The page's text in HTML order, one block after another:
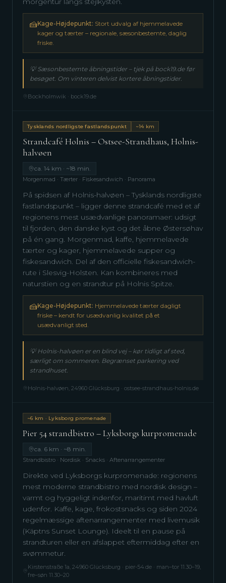
🍰Kage-Højdepunkt: Stort udvalg af hjemmelavede
kager og tærter – regionale, sæsonbestemte, daglig
friske.
💡Sæsonbestemte åbningstider – tjek på bock19.de før
besøget. Om vinteren delvist kortere åbningstider.
Bockholmwik · bock19.de
Tysklands nordligste fastlandspunkt ~14 km
Strandcafé Holnis – Ostsee-Strandhaus, Holnis-
halvøen
ca. 14 km · ~18 min.
Morgenmad · Tærter · Fiskesandwich · Panorama
På spidsen af Holnis-halvøen – Tysklands nordligste
fastlandspunkt – ligger denne strandcafé med et af
regionens mest usædvanlige panoramaer: udsigt
til fjorden, den danske kyst og det åbne Østersøhav
på én gang. Morgenmad, kaffe, hjemmelavede
tærter og kager, hjemmelavede supper og
fiskesandwich. Del af den officielle fiskesandwich-
rute i Slesvig-Holsten. Kan kombineres med
naturstien og en strandtur på Holnis Spitze.
🍰Kage-Højdepunkt: Hjemmelavede tærter dagligt
friske – kendt for usædvanlig kvalitet på et
usædvanligt sted.
💡Holnis-halvøen er en blind vej – kør tidligt af sted,
særligt om sommeren. Begrænset parkering ved
strandhuset.
Holnis-halvøen, 24960 Glücksburg · ostsee-strandhaus-holnis.de
~6 km · Lyksborg promenade
Pier 54 strandbistro – Lyksborgs kurpromenade
ca. 6 km · ~8 min.
Strandbistro · Nordisk · Snacks · Aftenarrangementer
Direkte ved Lyksborgs kurpromenade: regionens
mest moderne strandbistro med nordisk design –
varmt og hyggeligt indenfor, maritimt med havluft
udenfor. Kaffe, kage, frokostsnacks og siden 2024
regelmæssige aftenarrangementer med livemusik
(Käptns Sunset Lounge). Ideelt til en pause på
strandturen eller en afslappet eftermiddag efter en
svømmetur.
Kirstenstraße 1a, 24960 Glücksburg · pier-54.de · man–tor 11.30–19,
fre–søn 11.30–20